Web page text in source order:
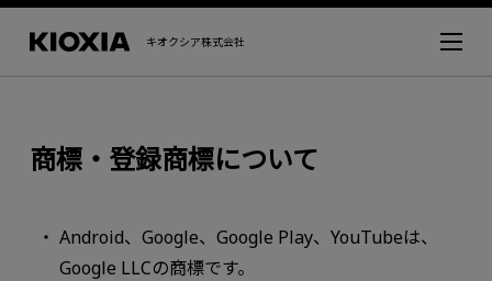
キオクシア株式会社
商標・登録商標について
Android、Google、Google Play、YouTubeは、
Google LLCの商標です。